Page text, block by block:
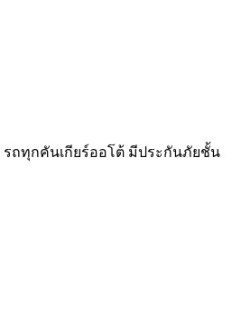
รถทุกคันเกียร์ออโต้ มีประกันภัยชั้น